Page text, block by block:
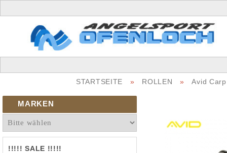
STARTSEITE » ROLLEN » Avid
MARKEN
!!!!! SALE !!!!!